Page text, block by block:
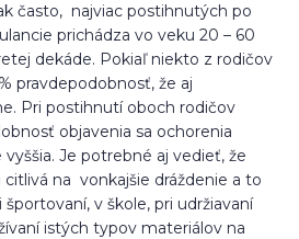
často, najviac postihnutých po
prichádza vo veku 20 – 60
dekáde. Pokiaľ niekto z rodičov
pravdepodobnosť, že aj
Pri postihnutí oboch rodičov
objavenia sa ochorenia
Je potrebné aj vedieť, že
na vonkajšie dráždenie a to
športovaní, v škole, pri udržiavaní
istých typov materiálov na